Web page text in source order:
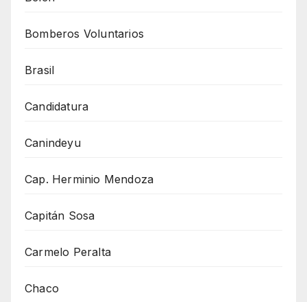
Bomberos Voluntarios
Brasil
Candidatura
Canindeyu
Cap. Herminio Mendoza
Capitán Sosa
Carmelo Peralta
Chaco